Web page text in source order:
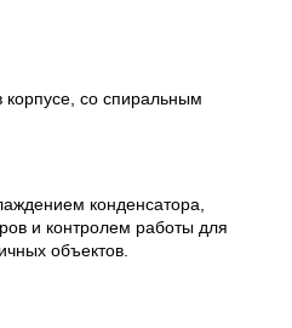
со спиральным
конденсатора,
и контролем работы для
объектов.